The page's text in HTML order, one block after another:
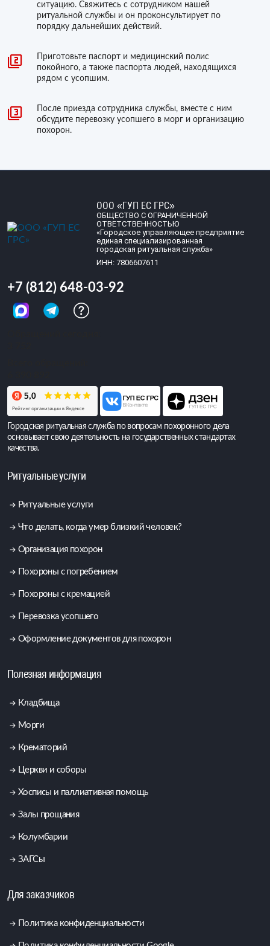
ситуацию. Свяжитесь с сотрудником нашей
ритуальной службы и он проконсультирует по
порядку дальнейших действий.
Приготовьте паспорт и медицинский полис
покойного, а также паспорта людей, находящихся
рядом с усопшим.
После приезда сотрудника службы, вместе с ним
обсудите перевозку усопшего в морг и организацию
похорон.
ООО «ГУП ЕС ГРС»
ОБЩЕСТВО С ОГРАНИЧЕННОЙ
ОТВЕТСТВЕННОСТЬЮ
«Городское управляющее предприятие
единая специализированная
городская ритуальная служба»
ИНН: 7806607611
+7 (812) 648-03-92
Городская ритуальная служба по вопросам похоронного дела
основывает свою деятельность на государственных стандартах
качества.
Ритуальные услуги
Ритуальные услуги
Что делать, когда умер близкий человек?
Организация похорон
Похороны с погребением
Похороны с кремацией
Перевозка усопшего
Оформление документов для похорон
Полезная информация
Кладбища
Морги
Крематорий
Церкви и соборы
Хосписы и паллиативная помощь
Залы прощания
Колумбарии
ЗАГСы
Для заказчиков
Политика конфиденциальности